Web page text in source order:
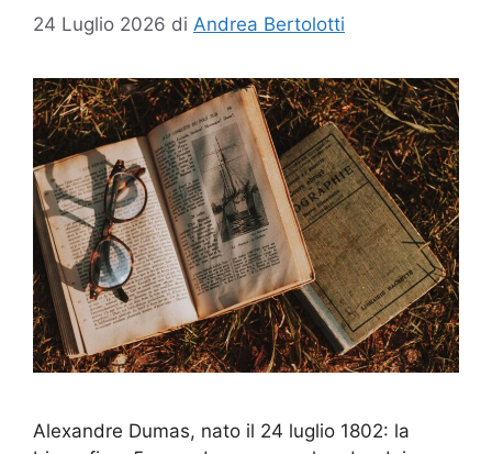
24 Luglio 2026 di Andrea Bertolotti
Alexandre Dumas, nato il 24 luglio 1802: la